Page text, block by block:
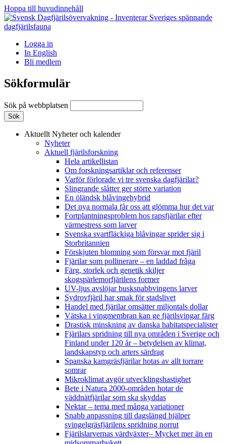
Hoppa till huvudinnehåll
Logga in
In English
Bli medlem
Sökformulär
Sök på webbplatsen
Aktuellt Nyheter och kalender
Nyheter
Aktuell fjärilsforskning
Hela artikellistan
Om forskningsartiklar och referenser
Varför förlorade vi tre svenska dagfjärilar?
Slingrande slåtter ger större variation
En öländsk blåvingehybrid
Det nya normala får oss att glömma hur det var
Fortplantningsproblem hos rapsfjärilar efter
värmestress som larver
Svenska svartfläckiga blåvingar sprider sig i
Storbritannien
Förskjuten blomning som försvar mot fjäril
Fjärilar som pollinerare – en laddad fråga
Färg, storlek och genetik skiljer
skogspärlemorfjärilens former
UV-ljus avslöjar busksnabbvingens larver
Sydrovfjäril har smak för stadslivet
Handel med fjärilar omsätter miljontals dollar
Vätska i vingmembran kan ge fjärilsvingar färg
Drastisk minskning av danska habitatspecialister
Fjärilars spridning till nya områden i Sverige och
Finland under 120 år– betydelsen av klimat,
landskapstyp och arters särdrag
Spanska kamgräsfjärilar hotas av allt torrare
somrar
Mikroklimat avgör utvecklingshastighet
Bete i Natura 2000-områden hotar de
väddnätfjärilar som ska skyddas
Nektar – tema med många variationer
Snabb anpassning till dagslängd hjälper
svingelgräsfjärilens spridning norrut
Fjärilslarvernas värdväxter– Mycket mer än en